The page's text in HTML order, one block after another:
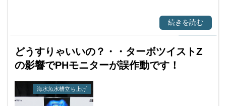
続きを読む
どうすりゃいいの？・・ターボツイストZ
の影響でPHモニターが誤作動です！
海水魚水槽立ち上げ